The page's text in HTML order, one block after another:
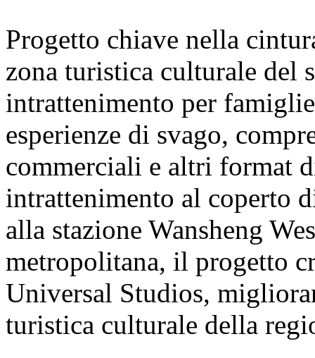
Progetto chiave nella
zona turistica culturale del
intrattenimento per
esperienze di svago,
commerciali e altri format
intrattenimento al coperto
alla stazione Wansheng
metropolitana, il progetto
Universal Studios,
turistica culturale della